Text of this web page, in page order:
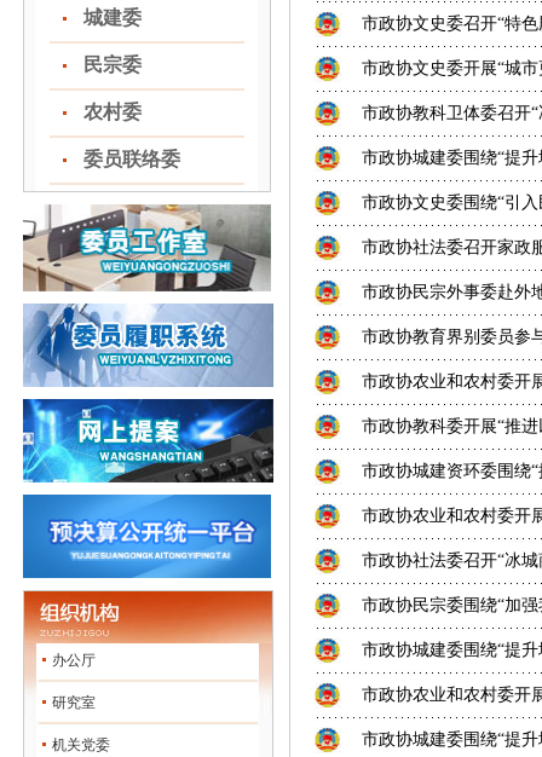
城建委
民宗委
农村委
委员联络委
市政协文史委召开“特
市政协文史委开展“城
市政协教科卫体委召开
市政协城建委围绕“提
市政协文史委围绕“引
市政协社法委召开家政
市政协民宗外事委赴外
市政协教育界别委员参
市政协农业和农村委开
市政协教科委开展“推
市政协城建资环委围绕
市政协农业和农村委开
市政协社法委召开“冰
市政协民宗委围绕“加
市政协城建委围绕“提
市政协农业和农村委开
市政协城建委围绕“提
办公厅
研究室
机关党委